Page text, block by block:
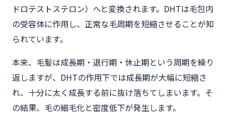
ドロテストステロン）へと変換されます。DHTは毛包内
の受容体に作用し、正常な毛周期を短縮させることが知
られています。
本来、毛髪は成長期・退行期・休止期という周期を繰り
返しますが、DHTの作用下では成長期が大幅に短縮さ
れ、十分に太く成長する前に抜け落ちてしまいます。そ
の結果、毛の細毛化と密度低下が発生します。